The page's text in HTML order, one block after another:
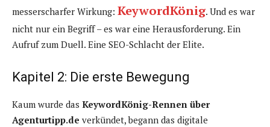
messerscharfer Wirkung: KeywordKönig. Und es war
nicht nur ein Begriff – es war eine Herausforderung. Ein
Aufruf zum Duell. Eine SEO-Schlacht der Elite.
Kapitel 2: Die erste Bewegung
Kaum wurde das KeywordKönig-Rennen über
Agenturtipp.de verkündet, begann das digitale